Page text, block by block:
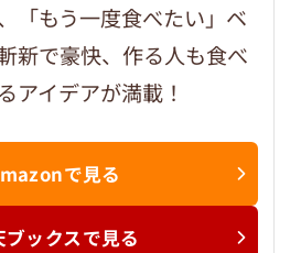
「もう一度食べたい」ベ
新で豪快、作る人も食べ
アイデアが満載！
で見る
ブックスで見る